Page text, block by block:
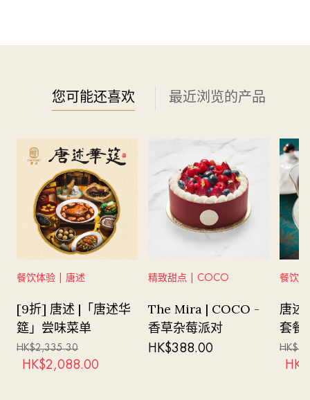
您可能还喜欢 最近浏览的产品
餐饮体验 | 唐述
[9折] 唐述 |「唐述华
筵」尝味菜单
HK$2,335.30
HK$2,088.00
精致甜点 | COCO
The Mira | COCO -
香草杂莓派对
HK$388.00
餐饮
唐述
套餐 (
服务
HK$
HK$